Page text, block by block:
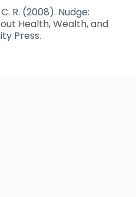
R. (2008). Nudge:
Health, Wealth, and
Press.